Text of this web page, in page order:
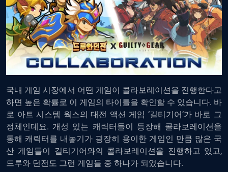
국내 게임 시장에서 어떤 게임이 콜라보레이션을 진행한다고
하면 높은 확률로 이 게임의 타이틀을 확인할 수 있습니다. 바
로 아트 시스템 웍스의 대전 액션 게임 ‘길티기어’가 바로 그
정체인데요. 개성 있는 캐릭터들이 등장해 콜라보레이션을
통해 캐릭터를 내놓기가 굉장히 용이한 게임인 만큼 많은 국
산 게임들이 길티기어와의 콜라보레이션을 진행하고 있고,
드루와 던전도 그런 게임들 중 하나가 되었습니다.